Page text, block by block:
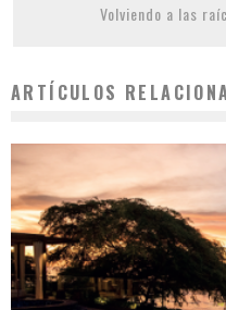
Volviendo a las
ARTÍCULOS